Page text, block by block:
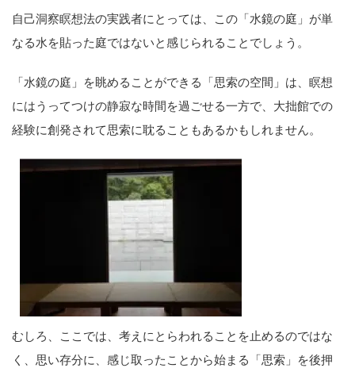
自己洞察瞑想法の実践者にとっては、この「水鏡の庭」が単
なる水を貼った庭ではないと感じられることでしょう。
「水鏡の庭」を眺めることができる「思索の空間」は、瞑想
にはうってつけの静寂な時間を過ごせる一方で、大拙館での
経験に創発されて思索に耽ることもあるかもしれません。
むしろ、ここでは、考えにとらわれることを止めるのではな
く、思い存分に、感じ取ったことから始まる「思索」を後押